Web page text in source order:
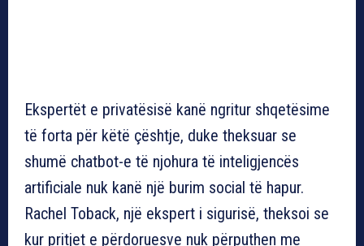
Ekspertët e privatësisë kanë ngritur shqetësime
të forta për këtë çështje, duke theksuar se
shumë chatbot-e të njohura të inteligjencës
artificiale nuk kanë një burim social të hapur.
Rachel Toback, një ekspert i sigurisë, theksoi se
kur pritjet e përdoruesve nuk përputhen me